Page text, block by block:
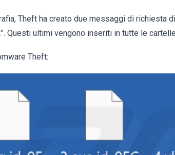
Theft ha creato due messaggi di richiesta
”. Questi ultimi vengono inseriti in tutte le
Theft: